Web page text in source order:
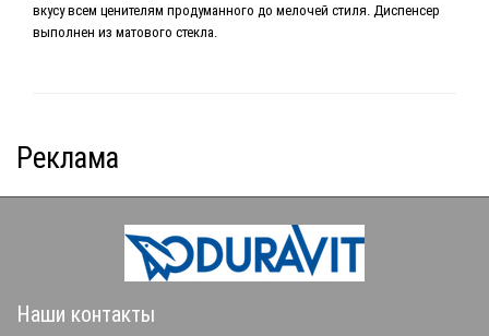
вкусу всем ценителям продуманного до мелочей стиля. Диспенсер
выполнен из матового стекла.
Реклама
Наши контакты